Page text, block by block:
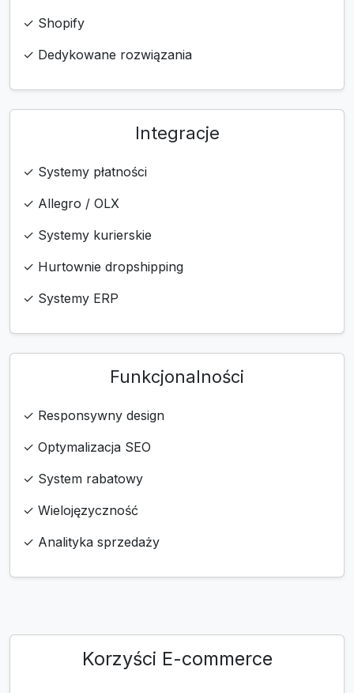
✓ Shopify
✓ Dedykowane rozwiązania
Integracje
✓ Systemy płatności
✓ Allegro / OLX
✓ Systemy kurierskie
✓ Hurtownie dropshipping
✓ Systemy ERP
Funkcjonalności
✓ Responsywny design
✓ Optymalizacja SEO
✓ System rabatowy
✓ Wielojęzyczność
✓ Analityka sprzedaży
Korzyści E-commerce